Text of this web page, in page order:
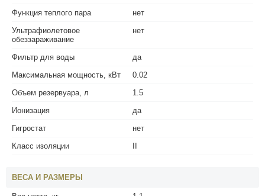
Функция теплого пара
нет
Ультрафиолетовое
обеззараживание
нет
Фильтр для воды
да
Максимальная мощность, кВт
0.02
Объем резервуара, л
1.5
Ионизация
да
Гигростат
нет
Класс изоляции
ВЕСА И РАЗМЕРЫ